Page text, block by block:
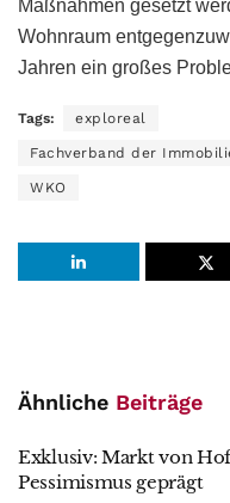
Maßnahmen gesetzt
Wohnraum
Jahren ein großes
Tags: exploreal
Fachverband der
WKO
Ähnliche Beiträge
Exklusiv: Markt von
Pessimismus geprägt